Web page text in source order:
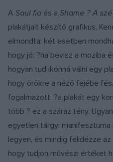
A Saul fia és a Shame ? A
plakátjait készítő grafikus,
elmondta: két esetben
hogy jó: ?ha bevisz a moziba
hogyan tud ikonná válni egy
hogy örökre a néző fejébe
fogalmazott: ?a plakát egy
több ? ez a száraz tény.
egyetlen tárgyi
legyen, és mindig felidézze
hogy tudjon művészi értéket